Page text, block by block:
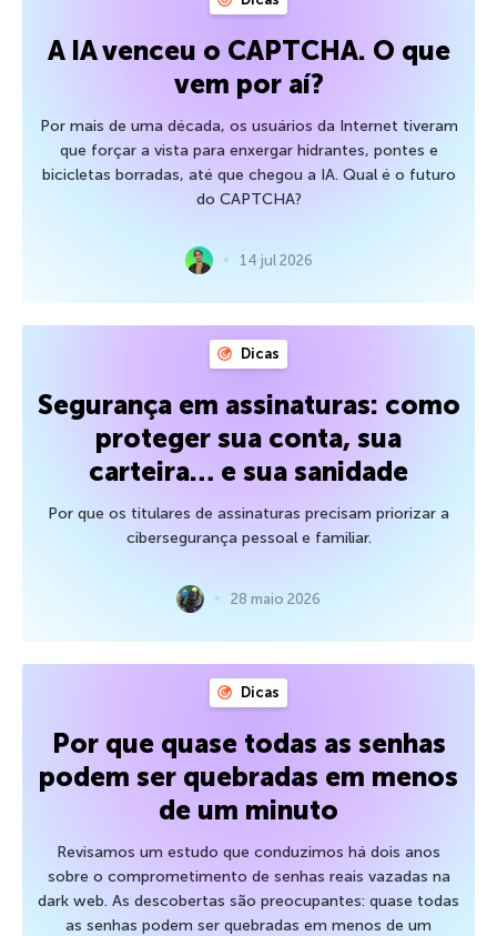
A IA venceu o CAPTCHA. O que
vem por aí?
Por mais de uma década, os usuários da Internet tiveram
que forçar a vista para enxergar hidrantes, pontes e
bicicletas borradas, até que chegou a IA. Qual é o futuro
do CAPTCHA?
14 jul 2026
Dicas
Segurança em assinaturas: como
proteger sua conta, sua
carteira… e sua sanidade
Por que os titulares de assinaturas precisam priorizar a
cibersegurança pessoal e familiar.
28 maio 2026
Dicas
Por que quase todas as senhas
podem ser quebradas em menos
de um minuto
Revisamos um estudo que conduzimos há dois anos
sobre o comprometimento de senhas reais vazadas na
dark web. As descobertas são preocupantes: quase todas
as senhas podem ser quebradas em menos de um